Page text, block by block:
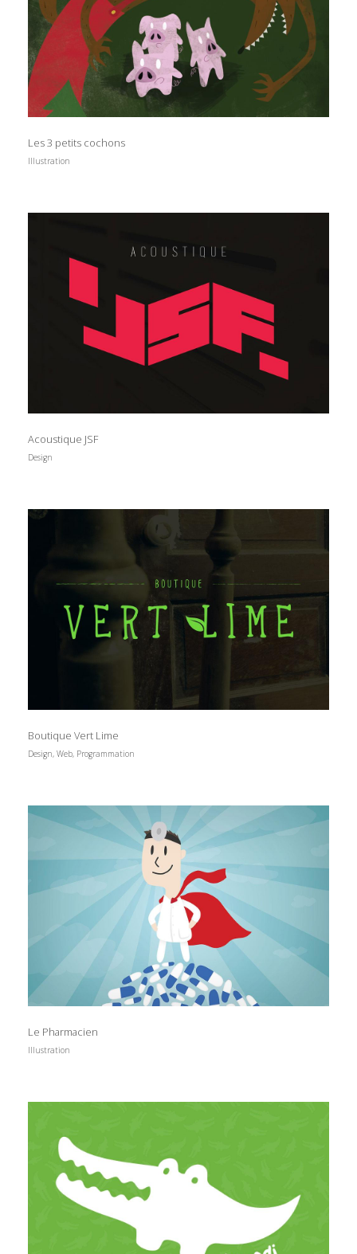
Les 3 petits cochons
Illustration
Acoustique JSF
Design
Boutique Vert Lime
Design, Web, Programmation
Le Pharmacien
Illustration